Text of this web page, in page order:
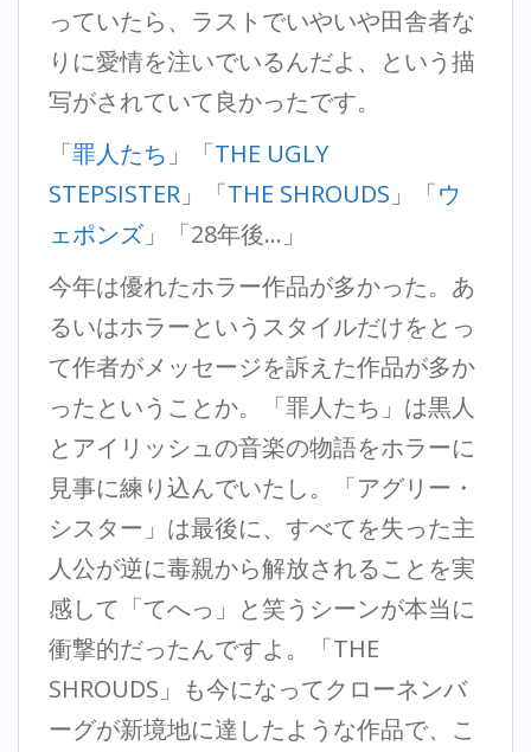
っていたら、ラストでいやいや田舎者な
りに愛情を注いでいるんだよ、という描
写がされていて良かったです。
「罪人たち 」「THE UGLY
STEPSISTER 」「THE SHROUDS 」「ウ
ェポンズ 」「28年後…」
今年は優れたホラー作品が多かった。あ
るいはホラーというスタイルだけをとっ
て作者がメッセージを訴えた作品が多か
ったということか。「罪人たち」は黒人
とアイリッシュの音楽の物語をホラーに
見事に練り込んでいたし。「アグリー・
シスター」は最後に、すべてを失った主
人公が逆に毒親から解放されることを実
感して「てへっ」と笑うシーンが本当に
衝撃的だったんですよ。「THE
SHROUDS」も今になってクローネンバ
ーグが新境地に達したような作品で、こ